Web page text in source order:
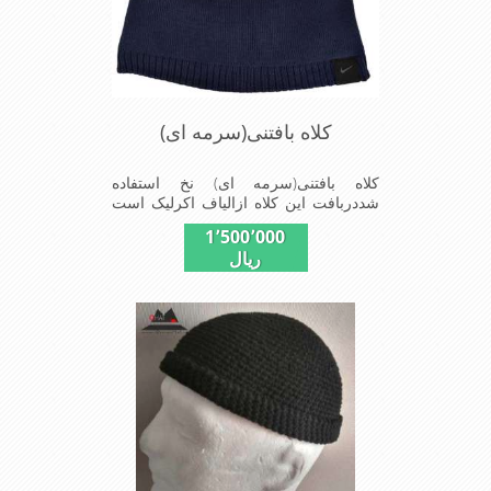
کلاه بافتنی(سرمه ای)
کلاه بافتنی(سرمه ای) نخ استفاده
شددربافت این کلاه ازالیاف اکرلیک است
وکلاه به خاطراستفاده ازدولایه بافت
ضخامت مناسبی درمقابل سرما
رادارااست شیک ومناسب افرادخوش
مناسب,سبکی,خوش فرمی ازدیگر
خصوصیات این کلاه می باشندmade in
1٬500٬000
ریال